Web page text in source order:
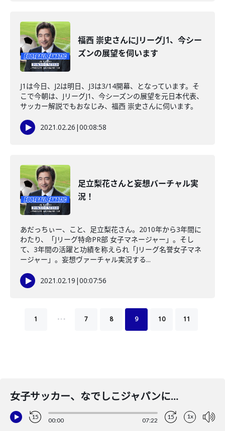
福西 崇史さんにJリーグJ1、今シー
ズンの展望を伺います
J1は今日、J2は明日、J3は3/14開幕、となっています。そ
こで今朝は、JリーグJ1、今シーズンの展望を元日本代表、
サッカー解説でもおなじみ、福西 崇史さんに伺います。
2021.02.26 |00:08:58
足立梨花さんと妄想バーチャル実
況！
あだっちぃー、こと、足立梨花さん。2010年から3年間に
わたり、「Jリーグ特命PR部 女子マネージャー」。そし
て、3年間の活躍と功績を称えられ「Jリーグ名誉女子マネ
ージャー」。妄想ヴァーチャル実況する...
2021.02.19 |00:07:56
1 … 7 8 9 10 11
女子サッカー、なでしこジャパンに注目
15 00:00 07:22 15 1x